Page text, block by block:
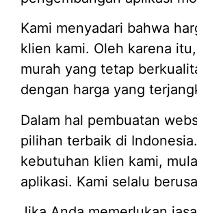
Kami menyadari bahwa
klien kami. Oleh karena
murah yang tetap
dengan harga yang
Dalam hal pembuatan
pilihan terbaik di
kebutuhan klien kami,
aplikasi. Kami selalu